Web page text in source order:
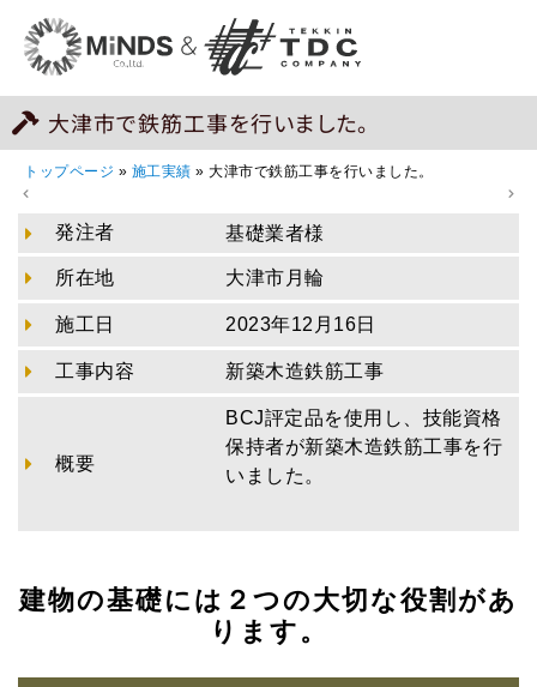
大津市で鉄筋工事を行いました。
トップページ » 施工実績 » 大津市で鉄筋工事を行いました。
発注者 基礎業者様
所在地 大津市月輪
施工日 2023年12月16日
工事内容 新築木造鉄筋工事
概要
BCJ評定品を使用し、技能資格
保持者が新築木造鉄筋工事を行
いました。
建物の基礎には２つの大切な役割があ
ります。